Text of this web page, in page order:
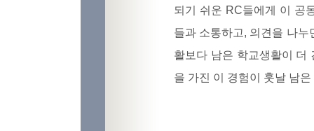
되기 쉬운 RC들에게 이 공
들과 소통하고, 의견을 나
활보다 남은 학교생활이 더
을 가진 이 경험이 훗날 남